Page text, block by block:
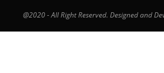
@2020 - All Right Reserved. Designed and